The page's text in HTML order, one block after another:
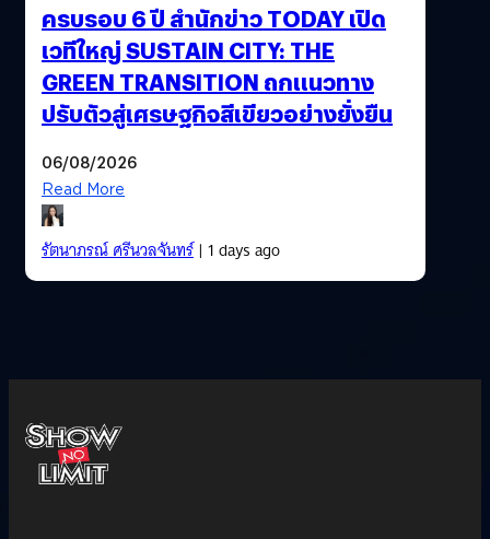
ครบรอบ 6 ปี สำนักข่าว TODAY เปิด
เวทีใหญ่ SUSTAIN CITY: THE
GREEN TRANSITION ถกแนวทาง
ปรับตัวสู่เศรษฐกิจสีเขียวอย่างยั่งยืน
06/08/2026
Read More
รัตนาภรณ์ ศรีนวลจันทร์| 1 days ago